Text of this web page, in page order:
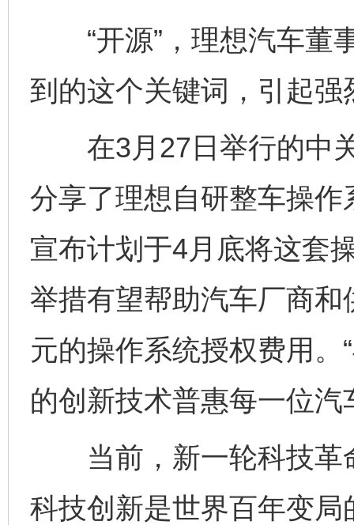
“开源”，理想汽车董
到的这个关键词，引起强
在3月27日举行的中关
分享了理想自研整车操
宣布计划于4月底将这套
举措有望帮助汽车厂商
元的操作系统授权费用
的创新技术普惠每一位汽
当前，新一轮科技革
科技创新是世界百年变局